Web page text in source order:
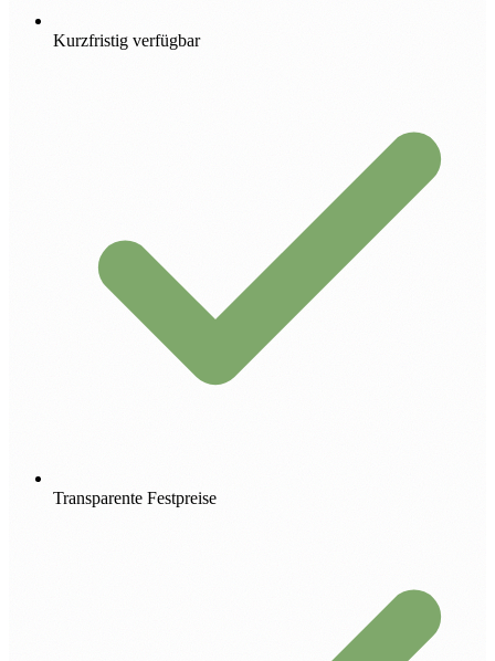
Kurzfristig verfügbar
Transparente Festpreise